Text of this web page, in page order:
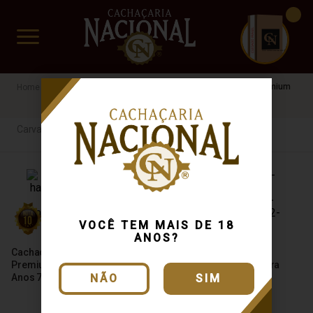
VOCÊ TEM MAIS DE 18
ANOS?
NÃO SIM
www.cachacarianacional.com.br
CUIDADO FRÁGIL
Cachaça Extra Premium
Carvalho Americano
Cachaça Weber Haus Extra
Premium Reserva Solera 5
Anos 750ml
Carvalho Americano Extra
Premium 4 Anos 700ml